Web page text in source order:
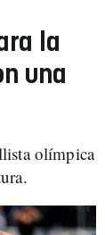
la
una
olímpica